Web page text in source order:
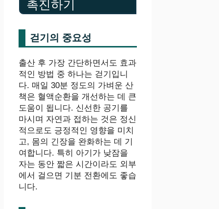
촉진하기
걷기의 중요성
출산 후 가장 간단하면서도 효과
적인 방법 중 하나는 걷기입니
다. 매일 30분 정도의 가벼운 산
책은 혈액순환을 개선하는 데 큰
도움이 됩니다. 신선한 공기를
마시며 자연과 접하는 것은 정신
적으로도 긍정적인 영향을 미치
고, 몸의 긴장을 완화하는 데 기
여합니다. 특히 아기가 낮잠을
자는 동안 짧은 시간이라도 외부
에서 걸으면 기분 전환에도 좋습
니다.